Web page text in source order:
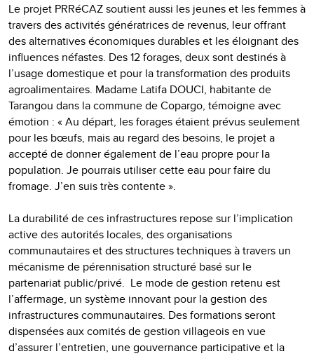
Le projet PRRéCAZ soutient aussi les jeunes et les femmes à
travers des activités génératrices de revenus, leur offrant
des alternatives économiques durables et les éloignant des
influences néfastes. Des 12 forages, deux sont destinés à
l’usage domestique et pour la transformation des produits
agroalimentaires. Madame Latifa DOUCI, habitante de
Tarangou dans la commune de Copargo, témoigne avec
émotion : « Au départ, les forages étaient prévus seulement
pour les bœufs, mais au regard des besoins, le projet a
accepté de donner également de l’eau propre pour la
population. Je pourrais utiliser cette eau pour faire du
fromage. J’en suis très contente ».
La durabilité de ces infrastructures repose sur l’implication
active des autorités locales, des organisations
communautaires et des structures techniques à travers un
mécanisme de pérennisation structuré basé sur le
partenariat public/privé. Le mode de gestion retenu est
l’affermage, un système innovant pour la gestion des
infrastructures communautaires. Des formations seront
dispensées aux comités de gestion villageois en vue
d’assurer l’entretien, une gouvernance participative et la